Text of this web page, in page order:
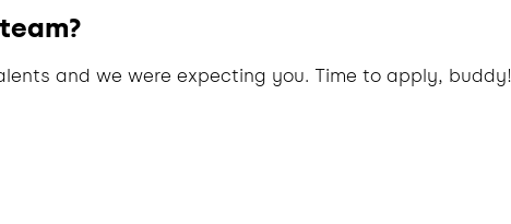
and we were expecting you. Time to apply, buddy!